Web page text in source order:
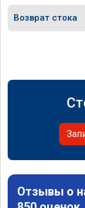
Возврат стока
Отзывы о